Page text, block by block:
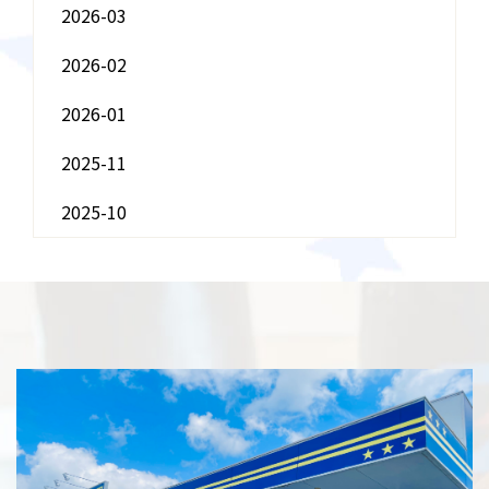
2026-03
2026-02
2026-01
2025-11
2025-10